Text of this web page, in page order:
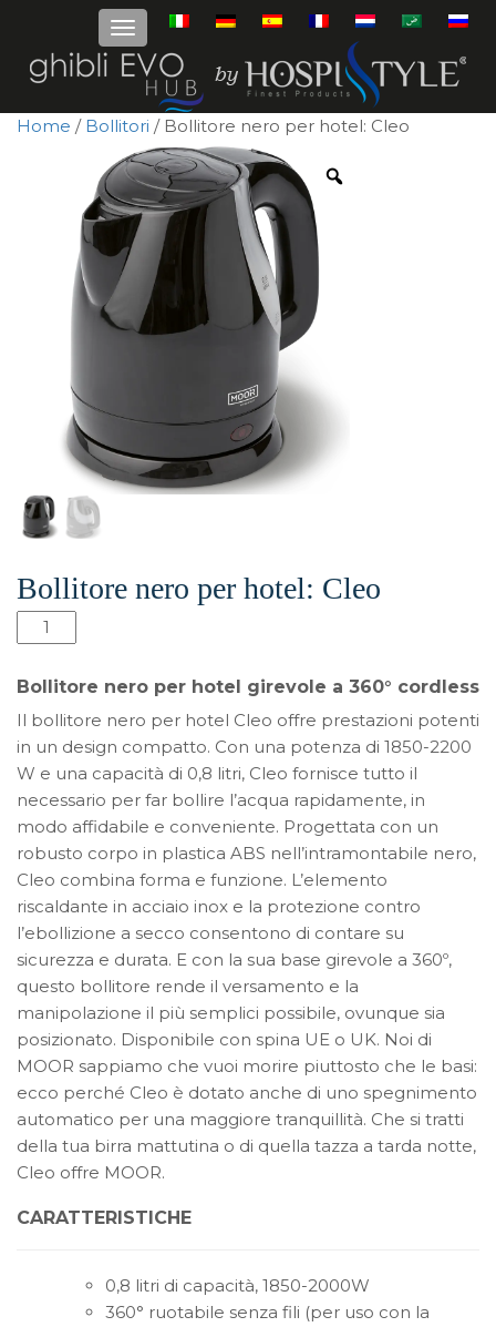
Home / Bollitori / Bollitore nero per hotel: Cleo
Bollitore nero per hotel: Cleo
Bollitore
nero
per
Cleo
quantità
Bollitore nero per hotel girevole a 360° cordless
Il bollitore nero per hotel Cleo offre prestazioni potenti
in un design compatto. Con una potenza di 1850-2200
W e una capacità di 0,8 litri, Cleo fornisce tutto il
necessario per far bollire l’acqua rapidamente, in
modo affidabile e conveniente. Progettata con un
robusto corpo in plastica ABS nell’intramontabile nero,
Cleo combina forma e funzione. L’elemento
riscaldante in acciaio inox e la protezione contro
l’ebollizione a secco consentono di contare su
sicurezza e durata. E con la sua base girevole a 360º,
questo bollitore rende il versamento e la
manipolazione il più semplici possibile, ovunque sia
posizionato. Disponibile con spina UE o UK. Noi di
MOOR sappiamo che vuoi morire piuttosto che le basi:
ecco perché Cleo è dotato anche di uno spegnimento
automatico per una maggiore tranquillità. Che si tratti
della tua birra mattutina o di quella tazza a tarda notte,
Cleo offre MOOR.
CARATTERISTICHE
0,8 litri di capacità, 1850-2000W
360° ruotabile senza fili (per uso con la